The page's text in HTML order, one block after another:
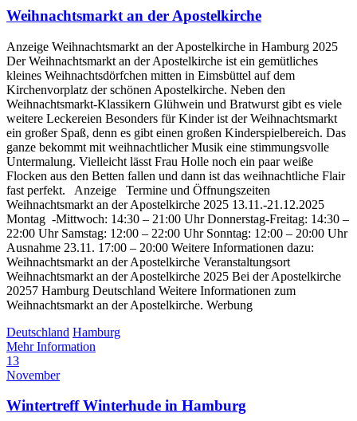
Weihnachtsmarkt an der Apostelkirche
Anzeige Weihnachtsmarkt an der Apostelkirche in Hamburg 2025
Der Weihnachtsmarkt an der Apostelkirche ist ein gemütliches
kleines Weihnachtsdörfchen mitten in Eimsbüttel auf dem
Kirchenvorplatz der schönen Apostelkirche. Neben den
Weihnachtsmarkt-Klassikern Glühwein und Bratwurst gibt es viele
weitere Leckereien Besonders für Kinder ist der Weihnachtsmarkt
ein großer Spaß, denn es gibt einen großen Kinderspielbereich. Das
ganze bekommt mit weihnachtlicher Musik eine stimmungsvolle
Untermalung. Vielleicht lässt Frau Holle noch ein paar weiße
Flocken aus den Betten fallen und dann ist das weihnachtliche Flair
fast perfekt. Anzeige Termine und Öffnungszeiten
Weihnachtsmarkt an der Apostelkirche 2025 13.11.-21.12.2025
Montag -Mittwoch: 14:30 – 21:00 Uhr Donnerstag-Freitag: 14:30 –
22:00 Uhr Samstag: 12:00 – 22:00 Uhr Sonntag: 12:00 – 20:00 Uhr
Ausnahme 23.11. 17:00 – 20:00 Weitere Informationen dazu:
Weihnachtsmarkt an der Apostelkirche Veranstaltungsort
Weihnachtsmarkt an der Apostelkirche 2025 Bei der Apostelkirche
20257 Hamburg Deutschland Weitere Informationen zum
Weihnachtsmarkt an der Apostelkirche. Werbung
Deutschland Hamburg
Mehr Information
13
November
Wintertreff Winterhude in Hamburg